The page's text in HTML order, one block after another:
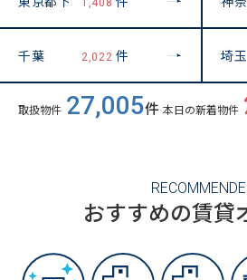
1,408
千葉 2,022 件 埼玉
取扱物件 27,005件 本日の新着物件
おすすめの賃貸